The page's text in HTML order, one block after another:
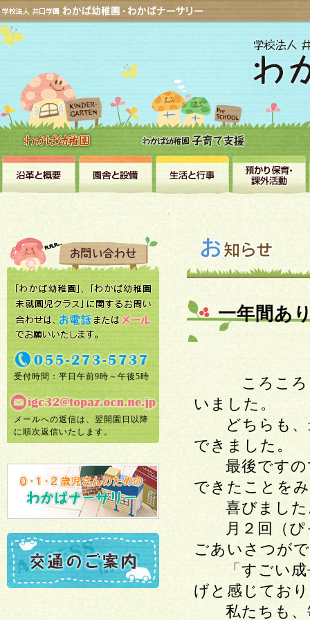
受付時間：平日午前9時～午後5時
メールへの返信は、翌開園日以降
に順次返信いたします。
一年間あ
ころころら
いました。
どちらも、
できました。
最後ですの
できたことを
喜びました
月２回（ぴ
ごあいさつが
「すごい成
げと感じてお
私たちも、